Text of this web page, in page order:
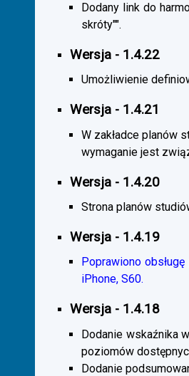
Dodany link do
skróty"".
Wersja - 1.4.22
Umożliwienie
Wersja - 1.4.21
W zakładce planów
wymaganie jest
Wersja - 1.4.20
Strona planów
Wersja - 1.4.19
Poprawiono
iPhone, S60.
Wersja - 1.4.18
Dodanie wskaźnika
poziomów
Dodanie